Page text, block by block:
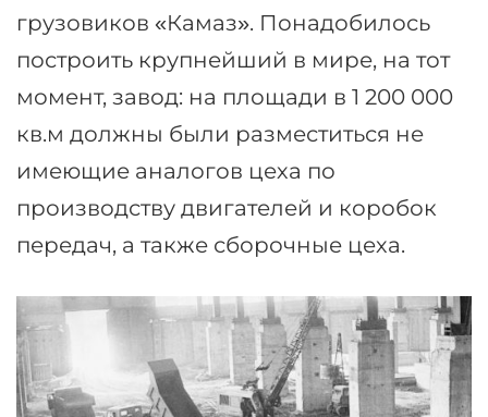
грузовиков «Камаз». Понадобилось
построить крупнейший в мире, на тот
момент, завод: на площади в 1 200 000
кв.м должны были разместиться не
имеющие аналогов цеха по
производству двигателей и коробок
передач, а также сборочные цеха.